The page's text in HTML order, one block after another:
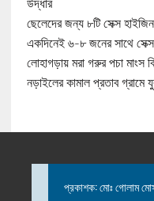
ছেলেদের জন্য ৮টি সেক্স
একদিনেই ৬-৮ জনের সাথে
লোহাগড়ায় মরা গরুর পচা মাংস
নড়াইলের কামাল প্রতাব গ্রামে
প্রকাশক: মোঃ গোলাম